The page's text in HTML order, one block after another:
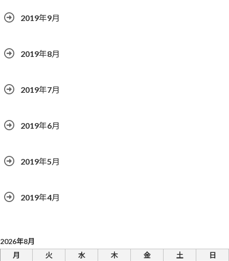
2019年9月
2019年8月
2019年7月
2019年6月
2019年5月
2019年4月
2026年8月
月
火 水 木 金 土 日